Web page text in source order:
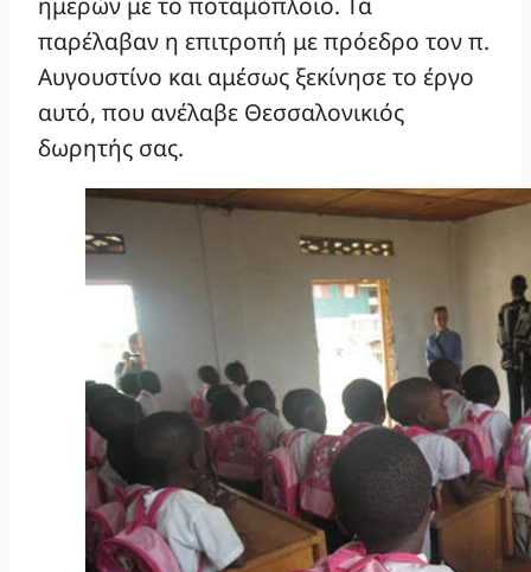
παρέλαβαν η επιτροπή με πρόεδρο τον π.
Αυγουστίνο και αμέσως ξεκίνησε το έργο
αυτό, που ανέλαβε Θεσσαλονικιός
δωρητής σας.